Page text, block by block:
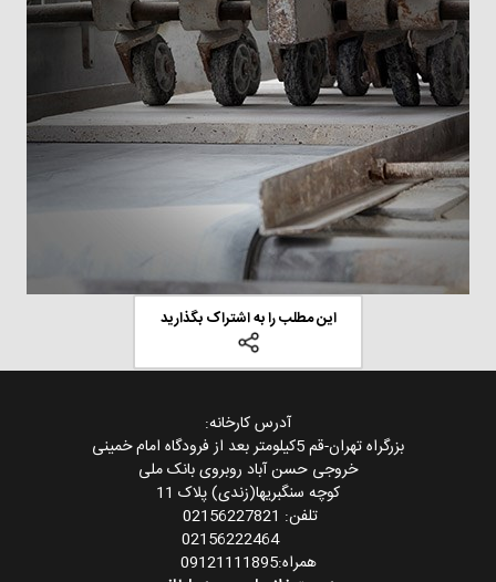
این مطلب را به اشتراک بگذارید
آدرس کارخانه:
بزرگراه تهران-قم 5کیلومتر بعد از فرودگاه امام خمینی
خروجی حسن آباد روبروی بانک ملی
کوچه سنگبریها(زندی) پلاک 11
تلفن: 02156227821
02156222464
همراه:09121111895